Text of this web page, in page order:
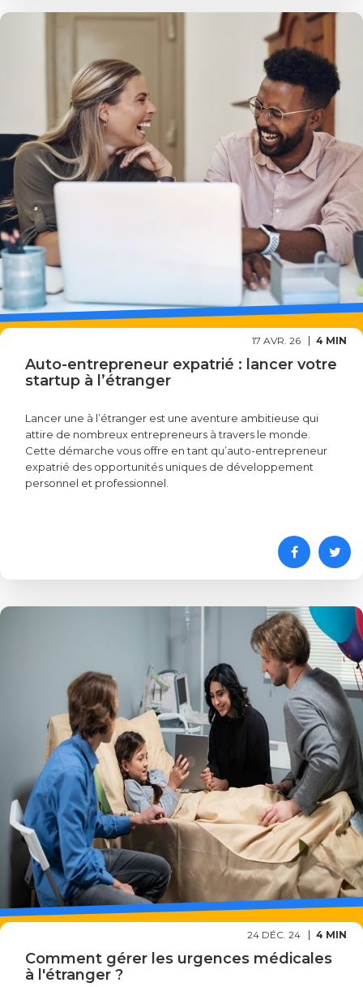
17 AVR. 26 4 MIN
Auto-entrepreneur expatrié : lancer votre
startup à l’étranger
Lancer une à l’étranger est une aventure ambitieuse qui
attire de nombreux entrepreneurs à travers le monde.
Cette démarche vous offre en tant qu’auto-entrepreneur
expatrié des opportunités uniques de développement
personnel et professionnel.
24 DÉC. 24 4 MIN
Comment gérer les urgences médicales
à l'étranger ?